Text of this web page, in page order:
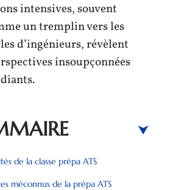
intensives, souvent
un tremplin vers les
d’ingénieurs, révèlent
insoupçonnées
de la classe prépa ATS
méconnus de la prépa ATS